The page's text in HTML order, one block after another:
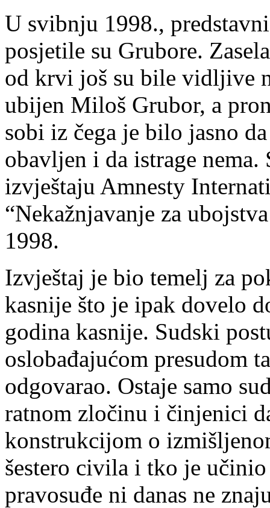
U svibnju 1998.,
posjetile su Grubore.
od krvi još su bile vidljive
ubijen Miloš Grubor, a
sobi iz čega je bilo jasno
obavljen i da istrage
izvještaju Amnesty
“Nekažnjavanje za
1998.
Izvještaj je bio temelj za
kasnije što je ipak dovelo
godina kasnije. Sudski
oslobađajućom presudom
odgovarao. Ostaje samo
ratnom zločinu i činjenici
konstrukcijom o
šestero civila i tko je učinio
pravosuđe ni danas ne